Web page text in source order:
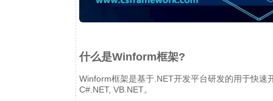
什么是Winform框架?
Winform框架是基于.NET开发平台研发的用于快
C#.NET, VB.NET。